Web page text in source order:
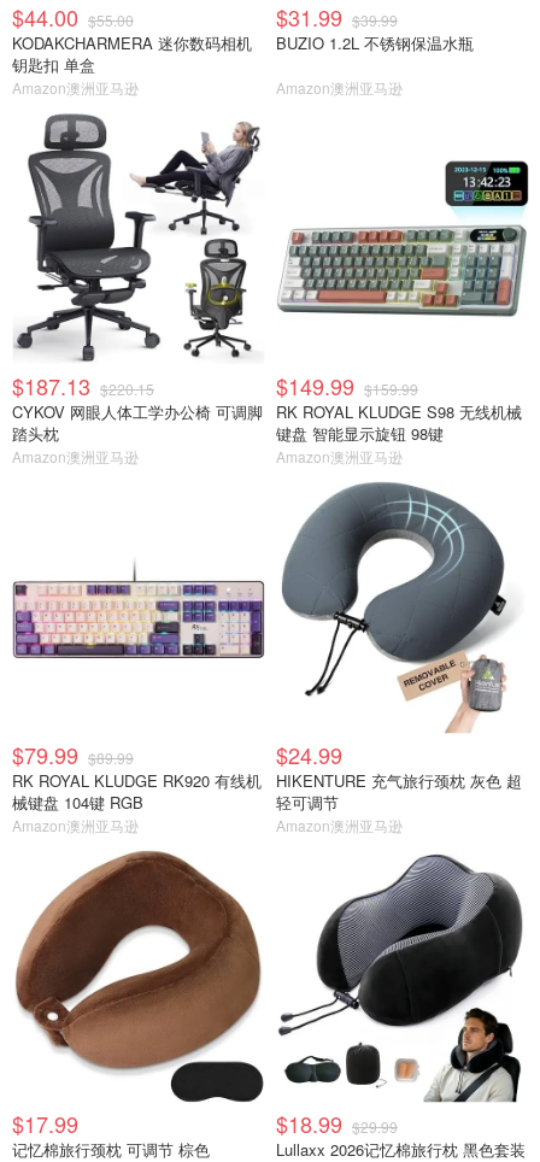
$44.00 $55.00
KODAKCHARMERA 迷你数码相机
钥匙扣 单盒
Amazon澳洲亚马逊
$31.99 $39.99
BUZIO 1.2L 不锈钢保温水瓶
Amazon澳洲亚马逊
$187.13 $220.15
CYKOV 网眼人体工学办公椅 可调脚
踏头枕
Amazon澳洲亚马逊
$149.99 $159.99
RK ROYAL KLUDGE S98 无线机械
键盘 智能显示旋钮 98键
Amazon澳洲亚马逊
$79.99 $89.99
RK ROYAL KLUDGE RK920 有线机
械键盘 104键 RGB
Amazon澳洲亚马逊
$24.99
HIKENTURE 充气旅行颈枕 灰色 超
轻可调节
Amazon澳洲亚马逊
$17.99
记忆棉旅行颈枕 可调节 棕色
$18.99 $29.99
Lullaxx 2026记忆棉旅行枕 黑色套装